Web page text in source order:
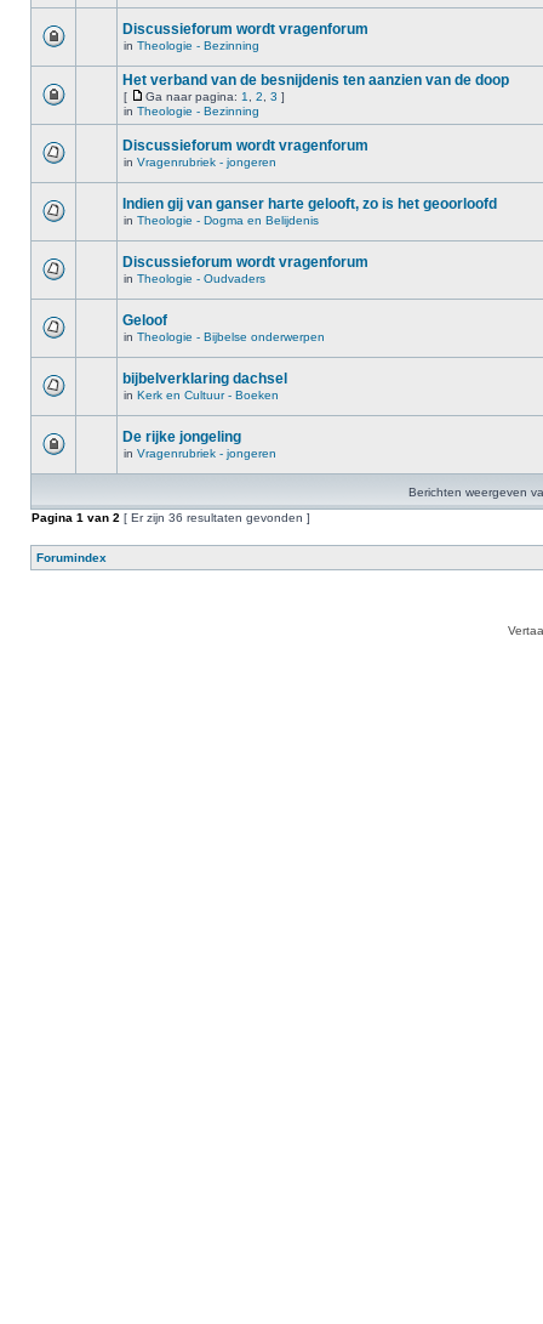
Discussieforum wordt vragenforum
in Theologie - Bezinning
Het verband van de besnijdenis ten aanzien van de doop
[ Ga naar pagina: 1 2 3 ]
in Theologie - Bezinning
Discussieforum wordt vragenforum
in Vragenrubriek - jongeren
Indien gij van ganser harte gelooft, zo is het geoorloofd
in Theologie - Dogma en Belijdenis
Discussieforum wordt vragenforum
in Theologie - Oudvaders
Geloof
in Theologie - Bijbelse onderwerpen
bijbelverklaring dachsel
in Kerk en Cultuur - Boeken
De rijke jongeling
in Vragenrubriek - jongeren
Berichten weergeven
Pagina 1 van 2 [ Er zijn 36 resultaten gevonden ]
Forumindex